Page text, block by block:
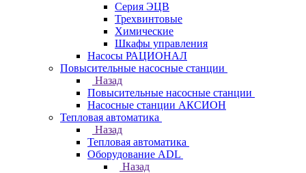
Серия ЭЦВ
Трехвинтовые
Химические
Шкафы управления
Насосы РАЦИОНАЛ
Повысительные насосные станции
Назад
Повысительные насосные станции
Насосные станции АКСИОН
Тепловая автоматика
Назад
Тепловая автоматика
Оборудование ADL
Назад